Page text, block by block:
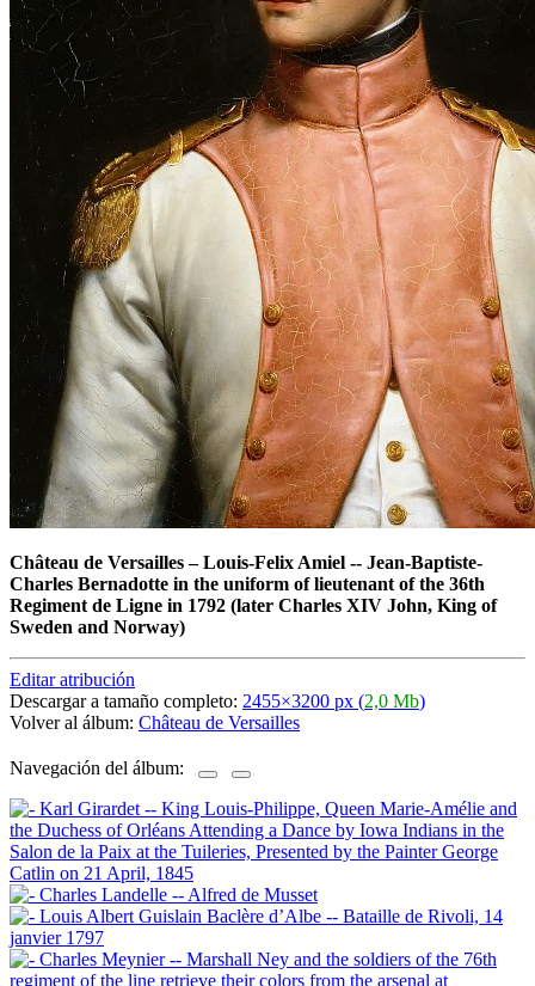
Château de Versailles–Louis-Felix Amiel -- Jean-Baptiste-
Charles Bernadotte in the uniform of lieutenant of the 36th
Regiment de Ligne in 1792 (later Charles XIV John, King of
Sweden and Norway)
Editar atribución
Descargar a tamaño completo: 2455×3200 px (2,0 Mb)
Volver al álbum: Château de Versailles
Navegación del álbum: